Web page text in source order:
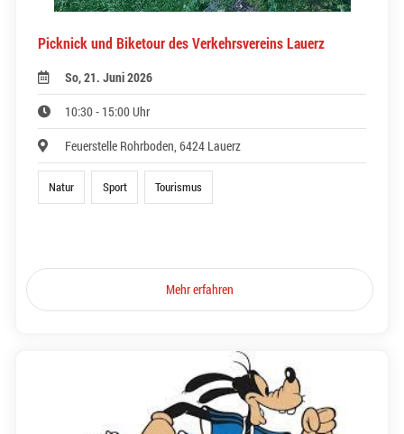
Picknick und Biketour des Verkehrsvereins Lauerz
So, 21. Juni 2026
10:30 - 15:00 Uhr
Feuerstelle Rohrboden, 6424 Lauerz
Natur Sport Tourismus
Mehr erfahren